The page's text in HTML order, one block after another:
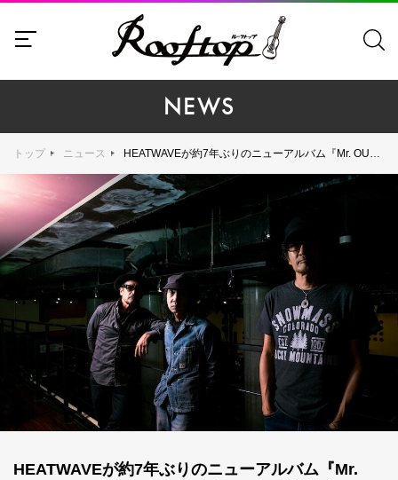
NEWS
トップ ニュース HEATWAVEが約7年ぶりのニューアルバム『Mr. OUTSIDE』をリリース。全国ツアー開催決定
HEATWAVEが約7年ぶりのニューアルバム『Mr.